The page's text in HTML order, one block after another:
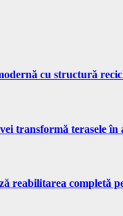
cu structură
transformă terasele
reabilitarea completă